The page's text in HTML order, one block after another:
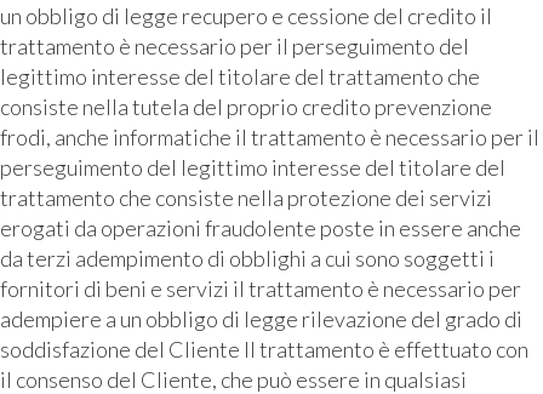
un obbligo di legge recupero e cessione del credito il
trattamento è necessario per il perseguimento del
legittimo interesse del titolare del trattamento che
consiste nella tutela del proprio credito prevenzione
frodi, anche informatiche il trattamento è necessario per il
perseguimento del legittimo interesse del titolare del
trattamento che consiste nella protezione dei servizi
erogati da operazioni fraudolente poste in essere anche
da terzi adempimento di obblighi a cui sono soggetti i
fornitori di beni e servizi il trattamento è necessario per
adempiere a un obbligo di legge rilevazione del grado di
soddisfazione del Cliente Il trattamento è effettuato con
il consenso del Cliente, che può essere in qualsiasi